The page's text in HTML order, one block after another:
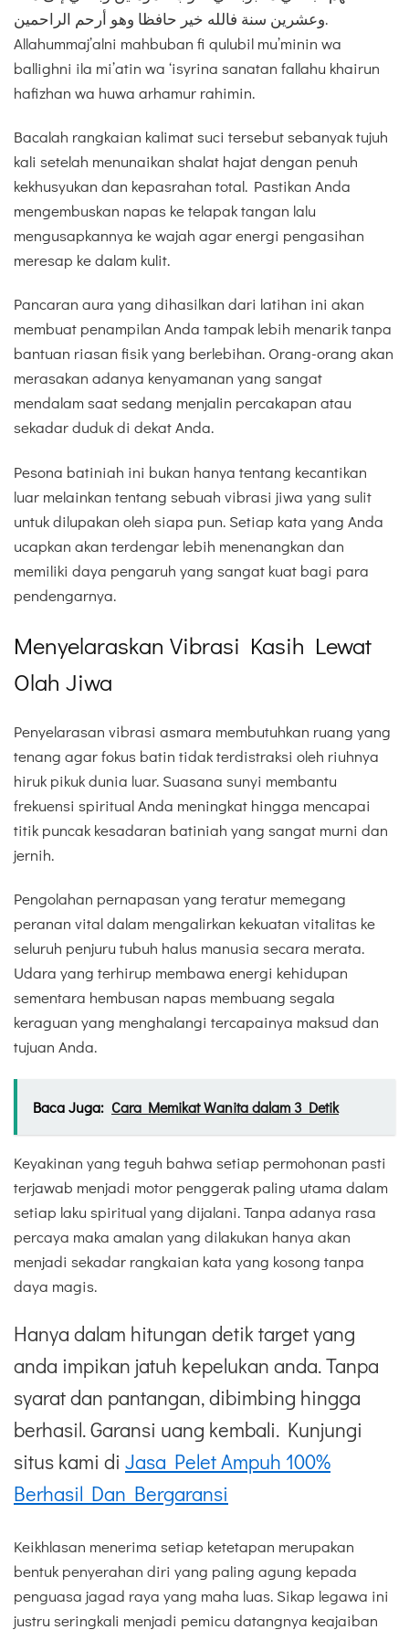
وعشرين سنة فالله خير حافظا وهو أرحم الراحمين.
Allahummaj’alni mahbuban fi qulubil mu’minin wa
ballighni ila mi’atin wa ‘isyrina sanatan fallahu khairun
hafizhan wa huwa arhamur rahimin.
Bacalah rangkaian kalimat suci tersebut sebanyak tujuh
kali setelah menunaikan shalat hajat dengan penuh
kekhusyukan dan kepasrahan total. Pastikan Anda
mengembuskan napas ke telapak tangan lalu
mengusapkannya ke wajah agar energi pengasihan
meresap ke dalam kulit.
Pancaran aura yang dihasilkan dari latihan ini akan
membuat penampilan Anda tampak lebih menarik tanpa
bantuan riasan fisik yang berlebihan. Orang-orang akan
merasakan adanya kenyamanan yang sangat
mendalam saat sedang menjalin percakapan atau
sekadar duduk di dekat Anda.
Pesona batiniah ini bukan hanya tentang kecantikan
luar melainkan tentang sebuah vibrasi jiwa yang sulit
untuk dilupakan oleh siapa pun. Setiap kata yang Anda
ucapkan akan terdengar lebih menenangkan dan
memiliki daya pengaruh yang sangat kuat bagi para
pendengarnya.
Menyelaraskan Vibrasi Kasih Lewat
Olah Jiwa
Penyelarasan vibrasi asmara membutuhkan ruang yang
tenang agar fokus batin tidak terdistraksi oleh riuhnya
hiruk pikuk dunia luar. Suasana sunyi membantu
frekuensi spiritual Anda meningkat hingga mencapai
titik puncak kesadaran batiniah yang sangat murni dan
jernih.
Pengolahan pernapasan yang teratur memegang
peranan vital dalam mengalirkan kekuatan vitalitas ke
seluruh penjuru tubuh halus manusia secara merata.
Udara yang terhirup membawa energi kehidupan
sementara hembusan napas membuang segala
keraguan yang menghalangi tercapainya maksud dan
tujuan Anda.
Baca Juga: Cara Memikat Wanita dalam 3 Detik
Keyakinan yang teguh bahwa setiap permohonan pasti
terjawab menjadi motor penggerak paling utama dalam
setiap laku spiritual yang dijalani. Tanpa adanya rasa
percaya maka amalan yang dilakukan hanya akan
menjadi sekadar rangkaian kata yang kosong tanpa
daya magis.
Hanya dalam hitungan detik target yang
anda impikan jatuh kepelukan anda. Tanpa
syarat dan pantangan, dibimbing hingga
berhasil. Garansi uang kembali. Kunjungi
situs kami di Jasa Pelet Ampuh 100%
Berhasil Dan Bergaransi
Keikhlasan menerima setiap ketetapan merupakan
bentuk penyerahan diri yang paling agung kepada
penguasa jagad raya yang maha luas. Sikap legawa ini
justru seringkali menjadi pemicu datangnya keajaiban